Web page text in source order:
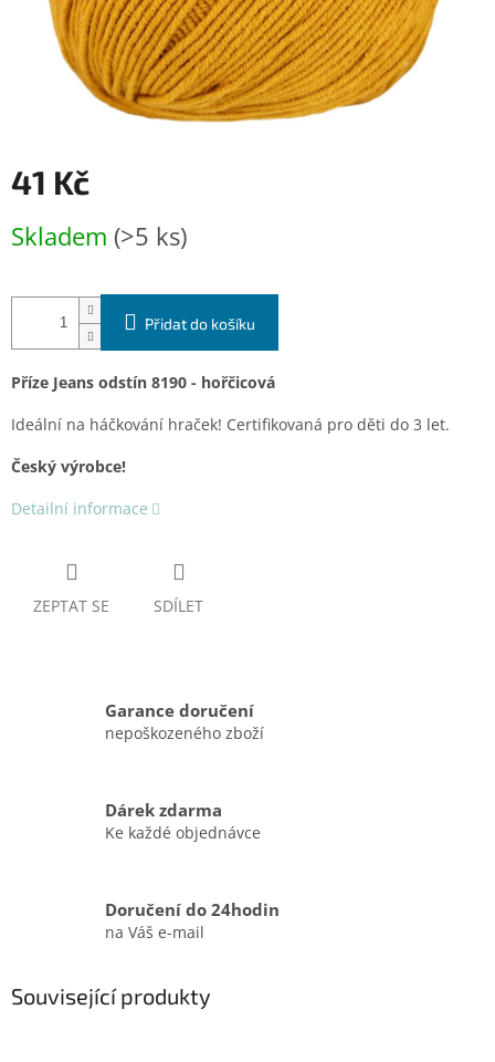
41 Kč
cena:
Skladem (>5 ks)
Přidat do košíku
Příze Jeans odstín 8190 - hořčicová
Ideální na háčkování hraček! Certifikovaná pro děti do 3 let.
Český výrobce!
Detailní informace
ZEPTAT SE SDÍLET
Garance doručení
nepoškozeného zboží
Dárek zdarma
Ke každé objednávce
Doručení do 24hodin
na Váš e-mail
Související produkty